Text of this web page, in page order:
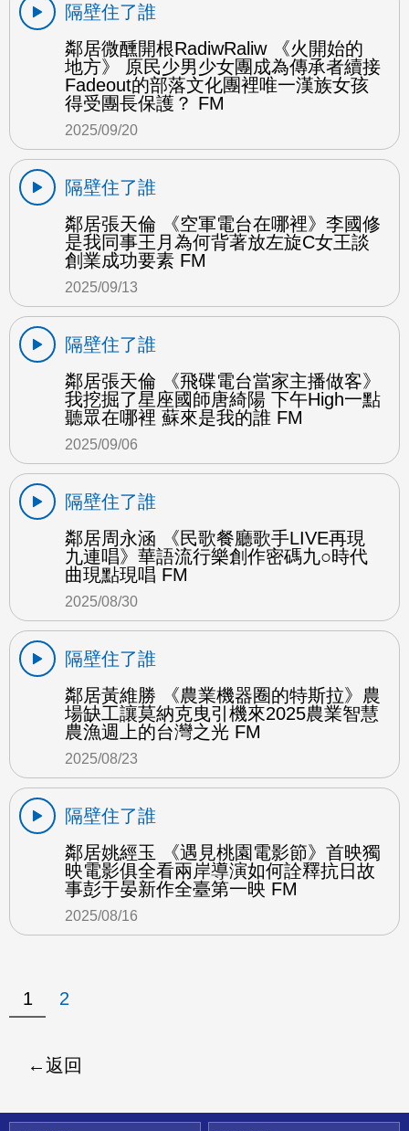
隔壁住了誰
鄰居微醺開根RadiwRaliw 《火開始的
地方》 原民少男少女團成為傳承者續接
Fadeout的部落文化團裡唯一漢族女孩
得受團長保護？ FM
2025/09/20
隔壁住了誰
鄰居張天倫 《空軍電台在哪裡》李國修
是我同事王月為何背著放左旋C女王談
創業成功要素 FM
2025/09/13
隔壁住了誰
鄰居張天倫 《飛碟電台當家主播做客》
我挖掘了星座國師唐綺陽 下午High一點
聽眾在哪裡 蘇來是我的誰 FM
2025/09/06
隔壁住了誰
鄰居周永涵 《民歌餐廳歌手LIVE再現
九連唱》華語流行樂創作密碼九○時代
曲現點現唱 FM
2025/08/30
隔壁住了誰
鄰居黃維勝 《農業機器圈的特斯拉》農
場缺工讓莫納克曳引機來2025農業智慧
農漁週上的台灣之光 FM
2025/08/23
隔壁住了誰
鄰居姚經玉 《遇見桃園電影節》首映獨
映電影俱全看兩岸導演如何詮釋抗日故
事彭于晏新作全臺第一映 FM
2025/08/16
1 2
返回